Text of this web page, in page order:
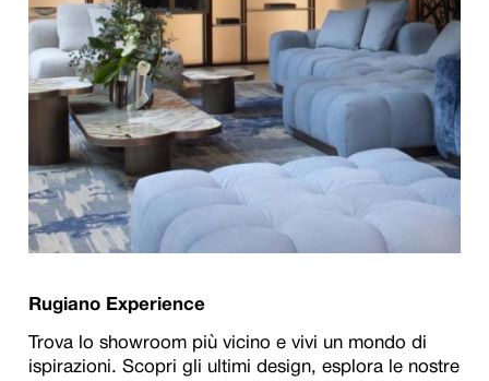
Rugiano Experience
Trova lo showroom più vicino e vivi un mondo di
ispirazioni. Scopri gli ultimi design, esplora le nostre